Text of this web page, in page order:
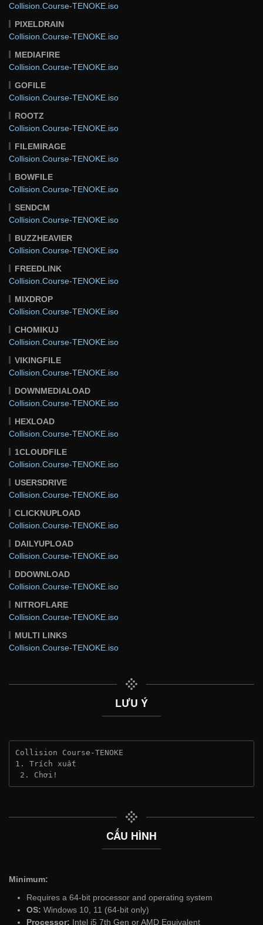
Collision.Course-TENOKE.iso
PIXELDRAIN
Collision.Course-TENOKE.iso
MEDIAFIRE
Collision.Course-TENOKE.iso
GOFILE
Collision.Course-TENOKE.iso
ROOTZ
Collision.Course-TENOKE.iso
FILEMIRAGE
Collision.Course-TENOKE.iso
BOWFILE
Collision.Course-TENOKE.iso
SENDCM
Collision.Course-TENOKE.iso
BUZZHEAVIER
Collision.Course-TENOKE.iso
FREEDLINK
Collision.Course-TENOKE.iso
MIXDROP
Collision.Course-TENOKE.iso
CHOMIKUJ
Collision.Course-TENOKE.iso
VIKINGFILE
Collision.Course-TENOKE.iso
DOWNMEDIALOAD
Collision.Course-TENOKE.iso
HEXLOAD
Collision.Course-TENOKE.iso
1CLOUDFILE
Collision.Course-TENOKE.iso
USERSDRIVE
Collision.Course-TENOKE.iso
CLICKNUPLOAD
Collision.Course-TENOKE.iso
DAILYUPLOAD
Collision.Course-TENOKE.iso
DDOWNLOAD
Collision.Course-TENOKE.iso
NITROFLARE
Collision.Course-TENOKE.iso
MULTI LINKS
Collision.Course-TENOKE.iso
LƯU Ý
Collision Course-TENOKE
1. Trích xuất
2. Chơi!
CẤU HÌNH
Minimum:
Requires a 64-bit processor and operating system
OS: Windows 10, 11 (64-bit only)
Processor: Intel i5 7th Gen or AMD Equivalent